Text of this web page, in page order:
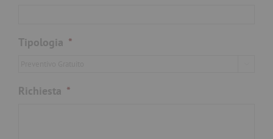
Tipologia *
Richiesta *